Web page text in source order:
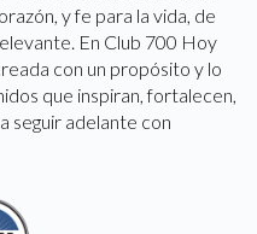
y fe para la vida, de
En Club 700 Hoy
con un propósito y lo
que inspiran, fortalecen,
seguir adelante con